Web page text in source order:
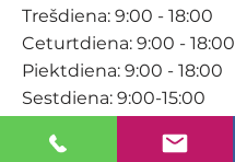
Trešdiena: 9:00 - 18:00
Ceturtdiena: 9:00 - 18:00
Piektdiena: 9:00 - 18:00
Sestdiena: 9:00-15:00